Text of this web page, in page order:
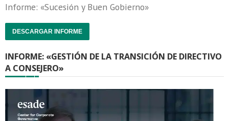
Informe: «Sucesión y Buen Gobierno»
DESCARGAR INFORME
INFORME: «GESTIÓN DE LA TRANSICIÓN DE DIRECTIVO
A CONSEJERO»